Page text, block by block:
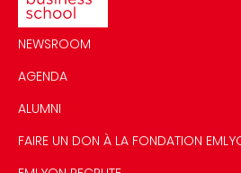
NEWSROOM
AGENDA
ALUMNI
FAIRE UN DON À LA FONDATION